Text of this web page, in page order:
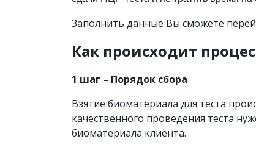
Заполнить данные Вы сможете
Как происходит
1 шаг – Порядок сбора
Взятие биоматериала для теста
качественного проведения теста
биоматериала клиента.